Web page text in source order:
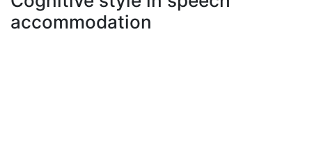
accommodation